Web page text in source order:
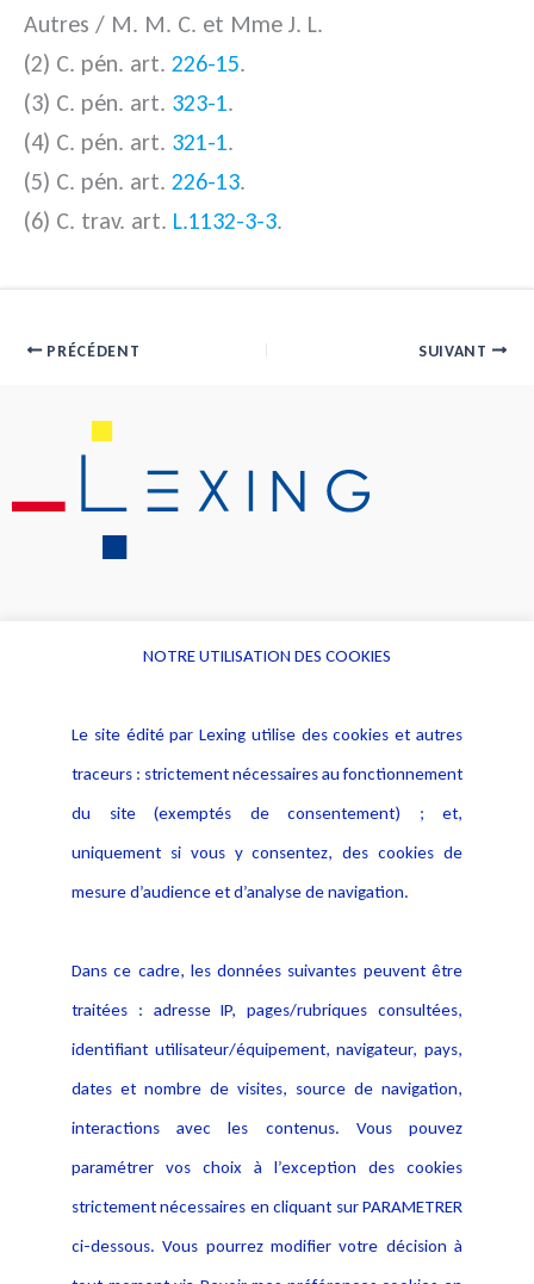
Autres / M. M. C. et Mme J. L.
(2) C. pén. art. 226-15.
(3) C. pén. art. 323-1.
(4) C. pén. art. 321-1.
(5) C. pén. art. 226-13.
(6) C. trav. art. L.1132-3-3.
PRÉCÉDENT SUIVANT
Alerte professionnelle
Déclaration d'accessibilité
Notice Légale
Politique de protection des
données
Publications
NOTRE UTILISATION DES COOKIES
Le site édité par Lexing utilise des cookies et autres
traceurs : strictement nécessaires au fonctionnement
du site (exemptés de consentement) ; et,
uniquement si vous y consentez, des cookies de
mesure d’audience et d’analyse de navigation.
Dans ce cadre, les données suivantes peuvent être
traitées : adresse IP, pages/rubriques consultées,
identifiant utilisateur/équipement, navigateur, pays,
dates et nombre de visites, source de navigation,
interactions avec les contenus. Vous pouvez
paramétrer vos choix à l’exception des cookies
strictement nécessaires en cliquant sur PARAMETRER
ci-dessous. Vous pourrez modifier votre décision à